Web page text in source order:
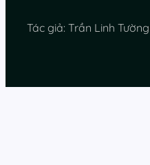
Tác giả: Trần Linh Tường